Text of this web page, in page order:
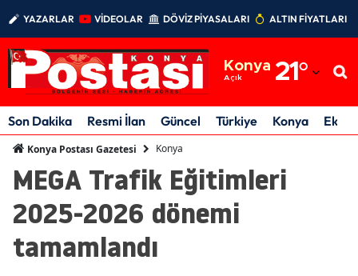
YAZARLAR VİDEOLAR DÖVİZ PİYASALARI ALTIN FİYATLARI
Konya
Açık 21°
Adıyaman
Afyonkarahisar
Amasya
Son Dakika Resmi İlan Güncel Türkiye Konya
Konya Postası Gazetesi Konya
MEGA Trafik Eğitimleri
2025-2026 dönemi
tamamlandı